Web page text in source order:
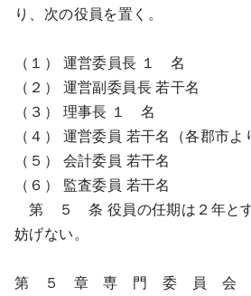
り、次の役員を置く。
（１） 運営委員長 １ 名
（２） 運営副委員長 若干名
（３） 理事長 １ 名
（４） 運営委員 若干名（各郡市よ
（５） 会計委員 若干名
（６） 監査委員 若干名
第 ５ 条 役員の任期は２年とす
妨げない。
第 ５ 章 専 門 委 員 会